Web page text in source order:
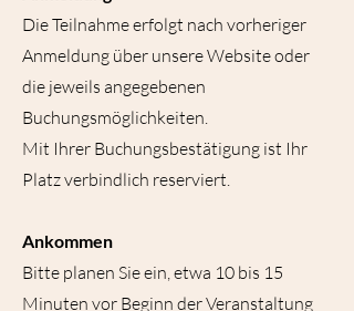
Die Teilnahme erfolgt nach vorheriger
Anmeldung über unsere Website oder
die jeweils angegebenen
Buchungsmöglichkeiten.
Mit Ihrer Buchungsbestätigung ist Ihr
Platz verbindlich reserviert.
Ankommen
Bitte planen Sie ein, etwa 10 bis 15
Minuten vor Beginn der Veranstaltung